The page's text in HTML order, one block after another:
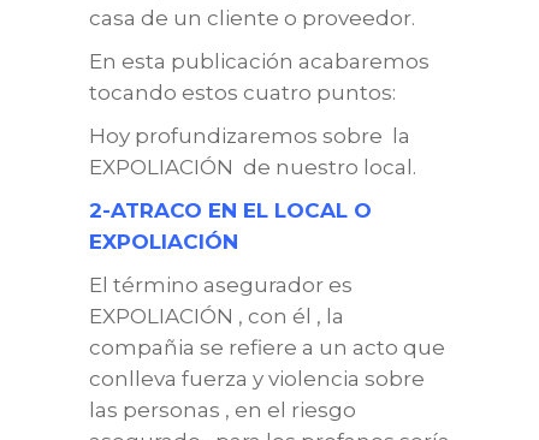
casa de un cliente o proveedor.
En esta publicación acabaremos
tocando estos cuatro puntos:
Hoy profundizaremos sobre la
EXPOLIACIÓN de nuestro local.
2-ATRACO EN EL LOCAL O
EXPOLIACIÓN
El término asegurador es
EXPOLIACIÓN , con él , la
compañia se refiere a un acto que
conlleva fuerza y violencia sobre
las personas , en el riesgo